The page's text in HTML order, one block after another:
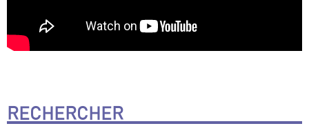
RECHERCHER